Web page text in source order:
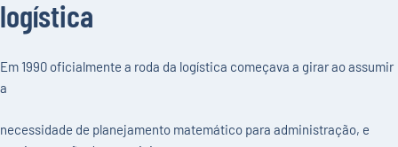
logística
Em 1990 oficialmente a roda da logística começava a girar ao assumir
a
necessidade de planejamento matemático para administração, e